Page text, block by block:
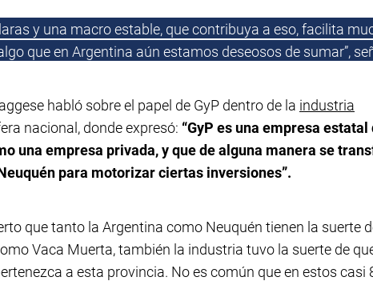
y una macro estable, que contribuya a eso, facilita
que en Argentina aún estamos deseosos de sumar”,
habló sobre el papel de GyP dentro de la industria
nacional, donde expresó: “GyP es una empresa estatal
una empresa privada, y que de alguna manera se
para motorizar ciertas inversiones”.
que tanto la Argentina como Neuquén tienen la suerte
Vaca Muerta, también la industria tuvo la suerte de
a esta provincia. No es común que en estos casi